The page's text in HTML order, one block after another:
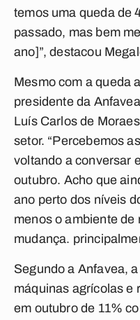
temos uma queda de
passado, mas bem
ano]”, destacou
Mesmo com a queda
presidente da
Luís Carlos de
setor. “Percebemos
voltando a conversar
outubro. Acho que
ano perto dos níveis
menos o ambiente de
mudança.
Segundo a Anfavea,
máquinas agrícolas e
em outubro de 11%